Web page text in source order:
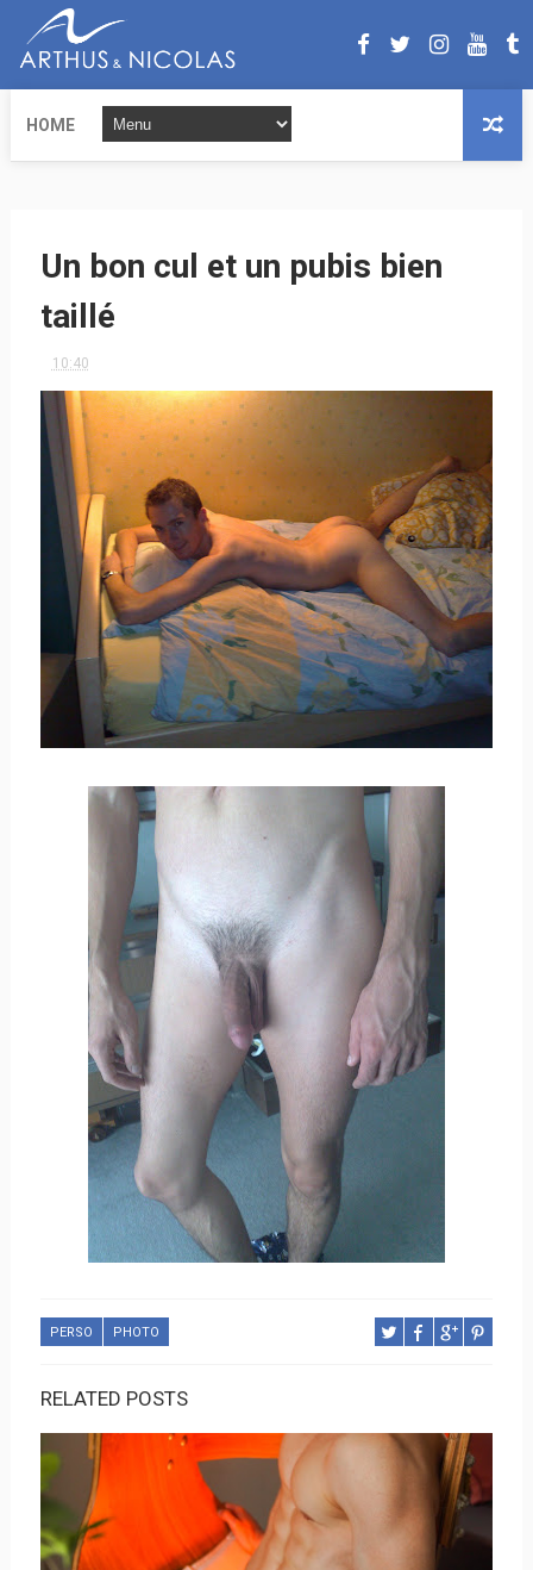
HOME
Un bon cul et un pubis bien
taillé
10:40
PERSO PHOTO
RELATED POSTS